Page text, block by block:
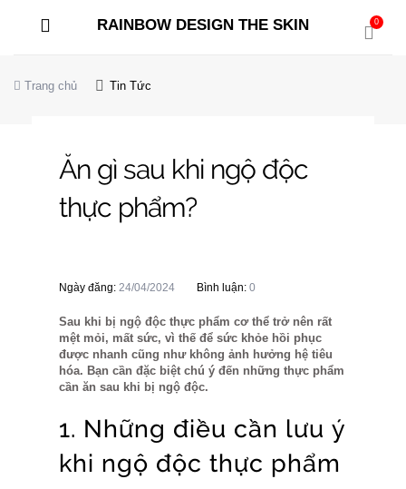
RAINBOW DESIGN THE SKIN 0
Trang chủ Tin Tức
Ăn gì sau khi ngộ độc
thực phẩm?
Ngày đăng: 24/04/2024 Bình luận: 0
Sau khi bị ngộ độc thực phẩm cơ thể trở nên rất
mệt mỏi, mất sức, vì thế để sức khỏe hồi phục
được nhanh cũng như không ảnh hưởng hệ tiêu
hóa. Bạn cần đặc biệt chú ý đến những thực phẩm
cần ăn sau khi bị ngộ độc.
1. Những điều cần lưu ý
khi ngộ độc thực phẩm